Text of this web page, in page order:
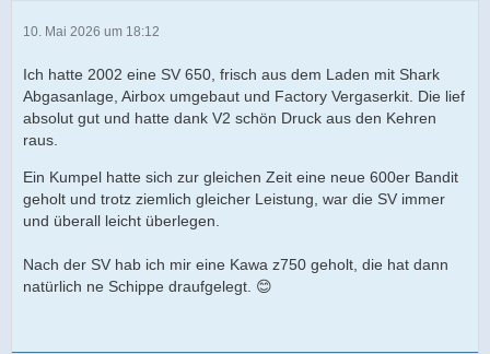
10. Mai 2026 um 18:12
Ich hatte 2002 eine SV 650, frisch aus dem Laden mit Shark
Abgasanlage, Airbox umgebaut und Factory Vergaserkit. Die lief
absolut gut und hatte dank V2 schön Druck aus den Kehren
raus.
Ein Kumpel hatte sich zur gleichen Zeit eine neue 600er Bandit
geholt und trotz ziemlich gleicher Leistung, war die SV immer
und überall leicht überlegen.
Nach der SV hab ich mir eine Kawa z750 geholt, die hat dann
natürlich ne Schippe draufgelegt. 😊